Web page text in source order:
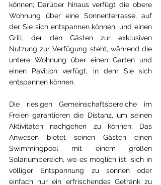
können; Darüber hinaus verfügt die obere
Wohnung über eine Sonnenterrasse, auf
der Sie sich entspannen können, und einen
Grill, der den Gästen zur exklusiven
Nutzung zur Verfügung steht, während die
untere Wohnung über einen Garten und
einen Pavillon verfügt, in dem Sie sich
entspannen können.
Die riesigen Gemeinschaftsbereiche im
Freien garantieren die Distanz, um seinen
Aktivitäten nachgehen zu können. Das
Anwesen bietet seinen Gästen einen
Swimmingpool mit einem großen
Solariumbereich, wo es möglich ist, sich in
völliger Entspannung zu sonnen oder
einfach nur ein erfrischendes Getränk zu